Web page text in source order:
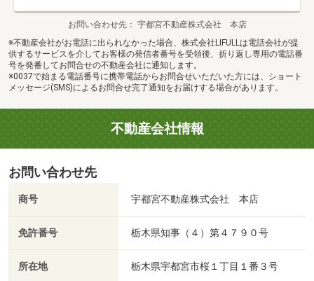
お問い合わせ先
宇都宮不動産株式会社 本店
※不動産会社がお電話に出られなかった場合、株式会社LIFULLは電話会社が提
供するサービスを介してお客様の発信者番号を受領後、折り返し専用の電話番
号を発番してお問合せの不動産会社に通知します。
※0037で始まる電話番号に携帯電話からお問合せいただいた方には、ショート
メッセージ(SMS)によるお問合せ完了通知をお届けする場合があります。
不動産会社情報
お問い合わせ先
商号 宇都宮不動産株式会社 本店
免許番号 栃木県知事（４）第４７９０号
所在地 栃木県宇都宮市桜１丁目１番３号